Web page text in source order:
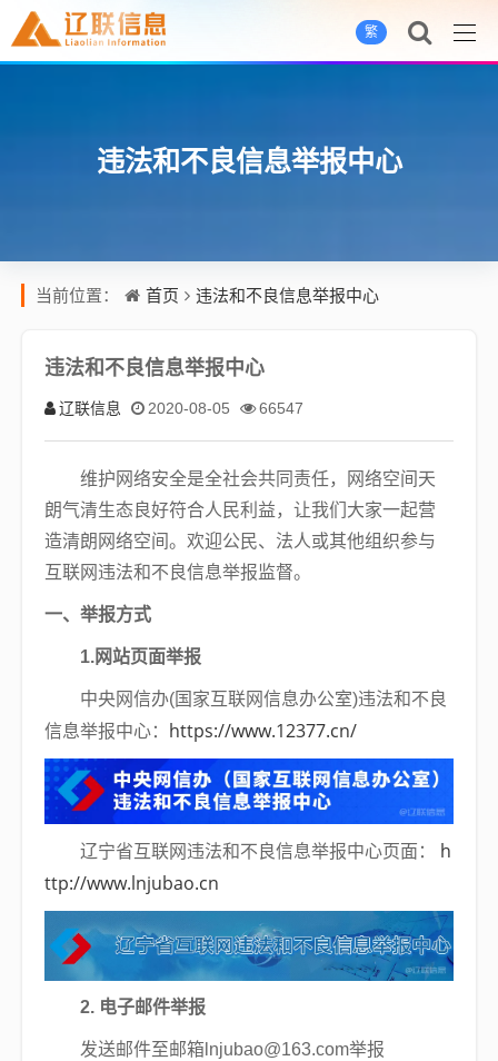
繁
违法和不良信息举报中心
当前位置： 首页 违法和不良信息举报中心
违法和不良信息举报中心
辽联信息 2020-08-05 66547
维护网络安全是全社会共同责任，网络空间天
朗气清生态良好符合人民利益，让我们大家一起营
造清朗网络空间。欢迎公民、法人或其他组织参与
互联网违法和不良信息举报监督。
一、举报方式
1.网站页面举报
中央网信办(国家互联网信息办公室)违法和不良
信息举报中心： https://www.12377.cn/
辽宁省互联网违法和不良信息举报中心页面：
h
ttp://www.lnjubao.cn
2. 电子邮件举报
发送邮件至邮箱lnjubao@163.com举报